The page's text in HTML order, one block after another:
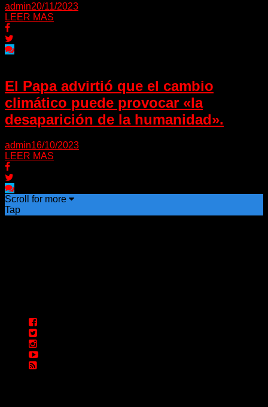
admin20/11/2023
LEER MAS
El Papa advirtió que el cambio
climático puede provocar «la
desaparición de la humanidad».
admin16/10/2023
LEER MAS
Scroll for more
Tap